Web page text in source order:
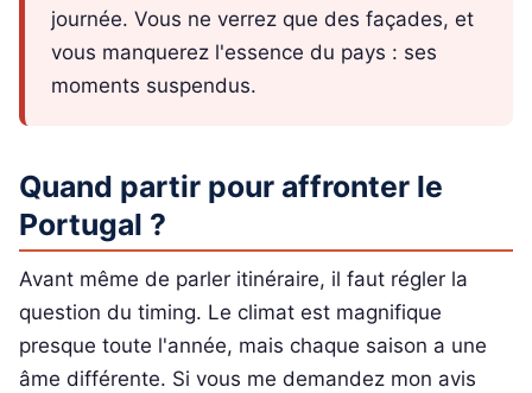
journée. Vous ne verrez que des façades, et
vous manquerez l'essence du pays : ses
moments suspendus.
Quand partir pour affronter le
Portugal ?
Avant même de parler itinéraire, il faut régler la
question du timing. Le climat est magnifique
presque toute l'année, mais chaque saison a une
âme différente. Si vous me demandez mon avis